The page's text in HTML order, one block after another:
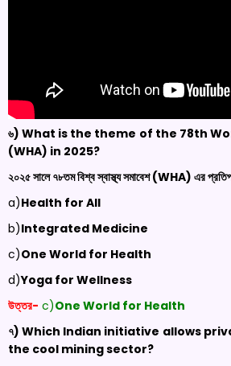
৬) What is the theme of the 78th
(WHA) in 2025?
২০২৫ সালে ৭৮তম বিশ্ব স্বাস্থ্য সমাবেশ (WHA) এর
a)Health for All
b)Integrated Medicine
c)One World for Health
d)Yoga for Wellness
উত্তর- c)One World for Health
৭) Which Indian initiative allows
the cool mining sector?